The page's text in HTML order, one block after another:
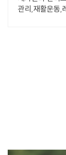
관리,재활운동,